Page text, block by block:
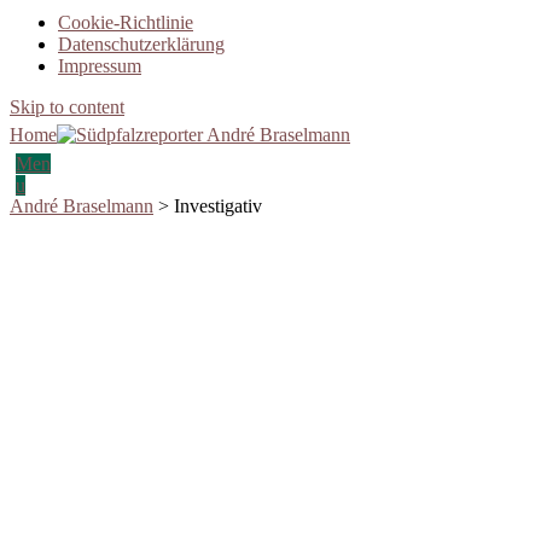
Cookie-Richtlinie
Datenschutzerklärung
Impressum
Skip to content
Home
Men
u
André Braselmann > Investigativ